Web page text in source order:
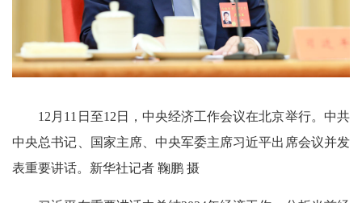
12月11日至12日，中央经济工作会议在北京举行。中共
中央总书记、国家主席、中央军委主席习近平出席会议并发
表重要讲话。新华社记者 鞠鹏 摄